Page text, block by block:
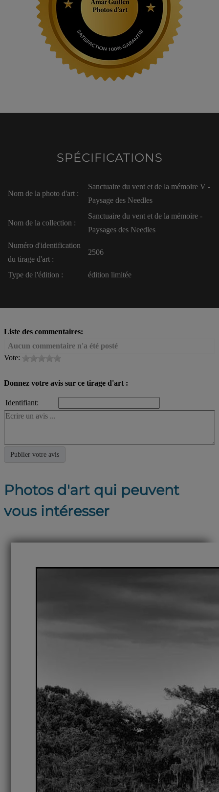
SPÉCIFICATIONS
Nom de la photo d'art :
Sanctuaire du vent et de la mémoire V -
Paysage des Needles
Nom de la collection :
Sanctuaire du vent et de la mémoire -
Paysages des Needles
Numéro d'identification
du tirage d'art :
2506
Type de l'édition : édition limitée
Liste des commentaires:
Aucun commentaire n'a été posté
Vote:
Donnez votre avis sur ce tirage d'art :
Identifiant:
Photos d'art qui peuvent
vous intéresser